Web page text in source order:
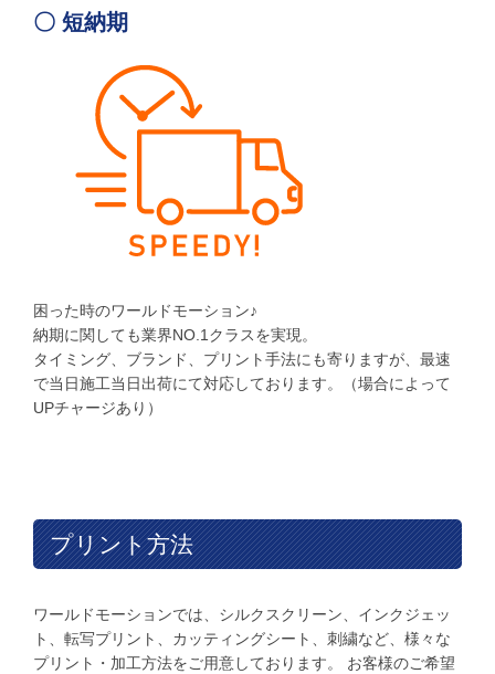
〇 短納期
困った時のワールドモーション♪
納期に関しても業界NO.1クラスを実現。
タイミング、ブランド、プリント手法にも寄りますが、最速
で当日施工当日出荷にて対応しております。（場合によって
UPチャージあり）
プリント方法
ワールドモーションでは、シルクスクリーン、インクジェッ
ト、転写プリント、カッティングシート、刺繍など、様々な
プリント・加工方法をご用意しております。 お客様のご希望